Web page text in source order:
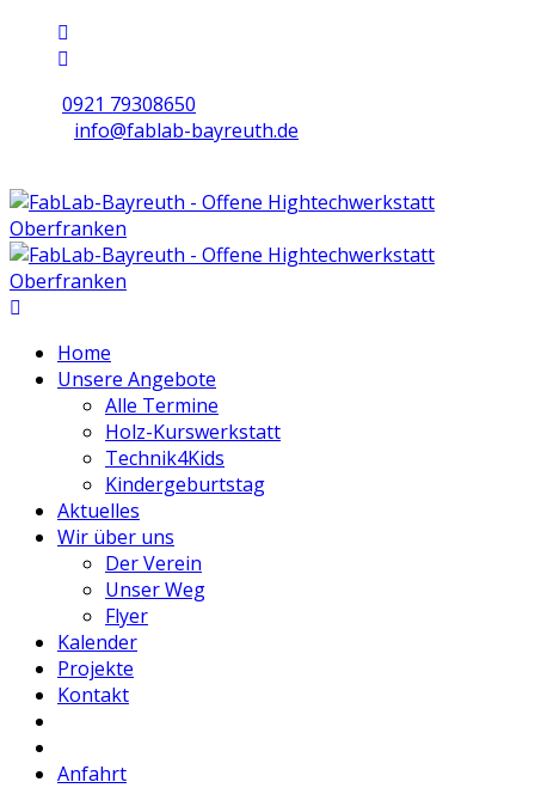
0921 79308650
info@fablab-bayreuth.de
Home
Unsere Angebote
Alle Termine
Holz-Kurswerkstatt
Technik4Kids
Kindergeburtstag
Aktuelles
Wir über uns
Der Verein
Unser Weg
Flyer
Kalender
Projekte
Kontakt
Anfahrt